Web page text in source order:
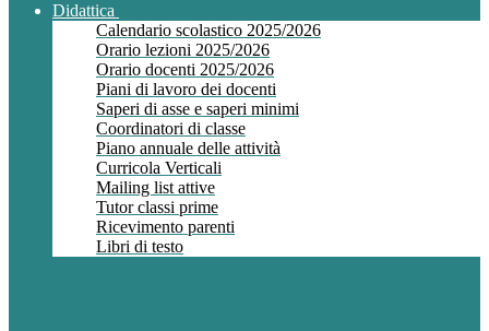
Didattica
Calendario scolastico 2025/2026
Orario lezioni 2025/2026
Orario docenti 2025/2026
Piani di lavoro dei docenti
Saperi di asse e saperi minimi
Coordinatori di classe
Piano annuale delle attività
Curricola Verticali
Mailing list attive
Tutor classi prime
Ricevimento parenti
Libri di testo